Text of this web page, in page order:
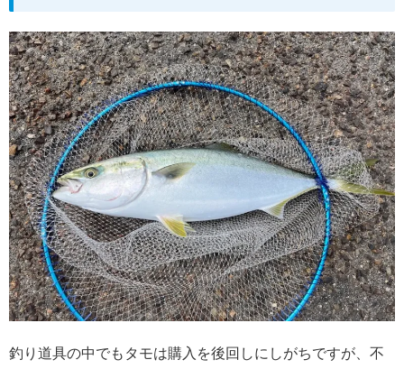
釣り道具の中でもタモは購入を後回しにしがちですが、不